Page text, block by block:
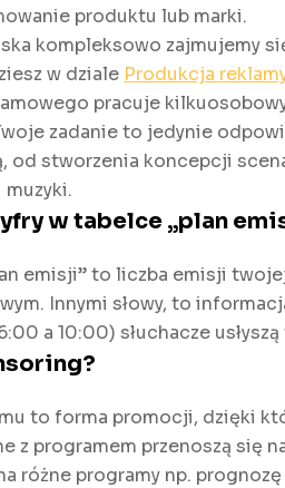
produktu lub marki.
kompleksowo zajmujemy
w dziale Produkcja
pracuje
zadanie to jedynie
od stworzenia koncepcji
w tabelce „plan
emisji” to liczba emisji
Innymi słowy, to
a 10:00) słuchacze
to forma promocji, dzięki
z programem przenoszą się
różne programy np.